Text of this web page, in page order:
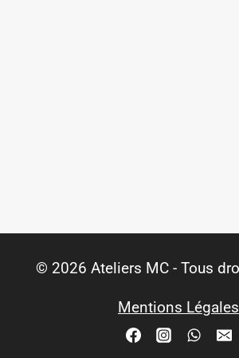
© 2026 Ateliers MC - Tous
Mentions Légales